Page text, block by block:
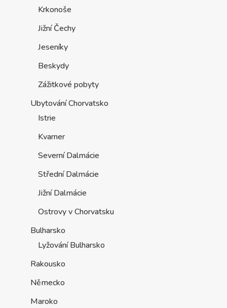
Krkonoše
Jižní Čechy
Jeseníky
Beskydy
Zážitkové pobyty
Ubytování Chorvatsko
Istrie
Kvarner
Severní Dalmácie
Střední Dalmácie
Jižní Dalmácie
Ostrovy v Chorvatsku
Bulharsko
Lyžování Bulharsko
Rakousko
Německo
Maroko